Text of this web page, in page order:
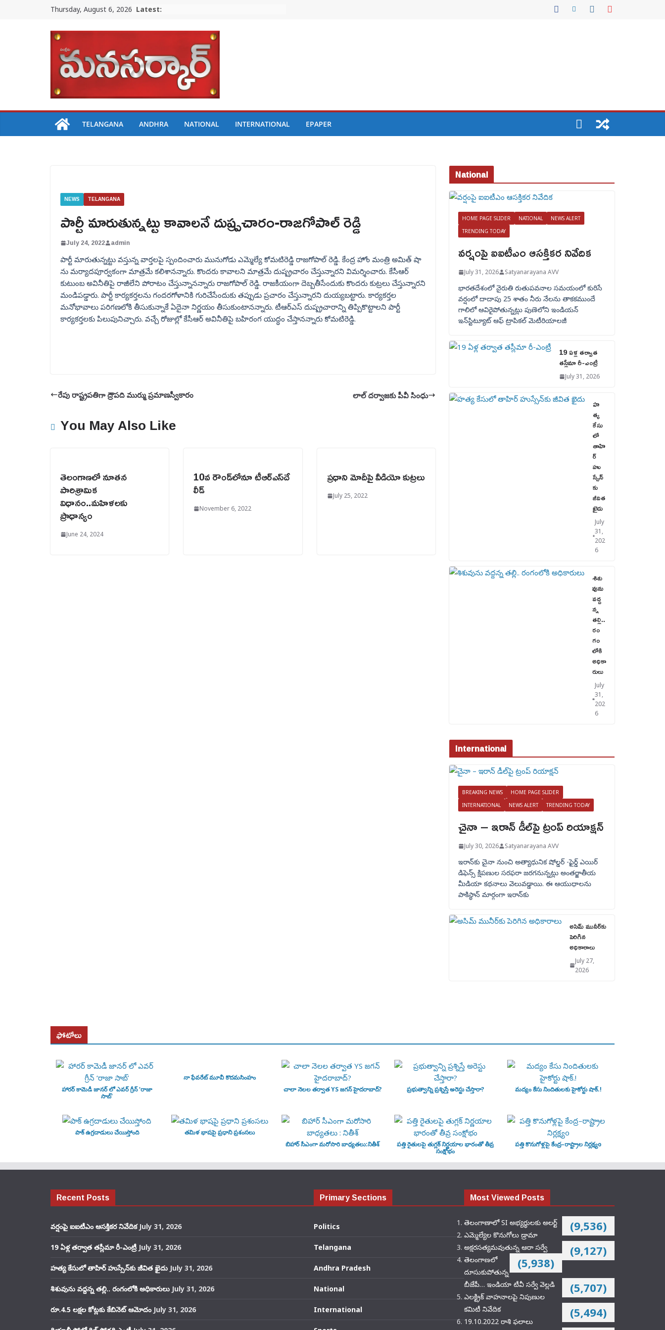
Thursday, August 6, 2026 Latest:
TELANGANA ANDHRA NATIONAL INTERNATIONAL EPAPER
NEWS TELANGANA
పార్టీ మారుతున్నట్టు కావాలనే దుష్ప్రచారం-రాజగోపాల్ రెడ్డి
July 24, 2022 admin
పార్టీ మారుతున్నట్టు వస్తున్న వార్తలపై స్పందించారు మునుగోడు ఎమ్మెల్యే కోమటిరెడ్డి రాజగోపాల్ రెడ్డి. కేంద్ర హోం మంత్రి అమిత్ షా
ను మర్యాదపూర్వకంగా మాత్రమే కలిశానన్నారు. కొందరు కావాలని మాత్రమే దుష్ప్రచారం చేస్తున్నారని విమర్శించారు. కేసీఆర్
కుటుంబ అవినీతిపై రాజీలేని పోరాటం చేస్తున్నానన్నారు రాజగోపాల్ రెడ్డి. రాజకీయంగా దెబ్బతీసేందుకు కొందరు కుట్రలు చేస్తున్నారని
మండిపడ్డారు. పార్టీ కార్యకర్తలను గందరగోళానికి గురిచేసేందుకు తప్పుడు ప్రచారం చేస్తున్నారని దుయ్యబట్టారు. కార్యకర్తల
మనోభావాలు పరిగణలోకి తీసుకున్నాకే ఏదైనా నిర్ణయం తీసుకుంటానన్నారు. టీఆర్ఎస్ దుష్ప్రచారాన్ని తిప్పికొట్టాలని పార్టీ
కార్యకర్తలకు పిలుపునిచ్చారు. వచ్చే రోజుల్లో కేసీఆర్ అవినీతిపై బహిరంగ యుద్ధం చేస్తానన్నారు కోమటిరెడ్డి.
రేపు రాష్ట్రపతిగా ద్రౌపది ముర్ము ప్రమాణస్వీకారం లాల్ దర్వాజకు పీవీ సింధు
You May Also Like
తెలంగాణలో నూతన
పారిశ్రామిక
విధానం..మహిళలకు
ప్రాధాన్యం
June 24, 2024
10వ రౌండ్‌లోనూ టీఆర్‌ఎస్‌దే
లీడ్‌
November 6, 2022
ప్రధాని మోదీపై వీడియో కుట్రలు
July 25, 2022
National
HOME PAGE SLIDER NATIONAL
NEWS ALERT
TRENDING TODAY
వర్షంపై ఐఐటీఎం ఆసక్తికర నివేదిక
July 31, 2026 Satyanarayana AVV
భారతదేశంలో నైరుతి రుతుపవనాల సమయంలో కురిసే
వర్షంలో దాదాపు 25 శాతం నీరు నేలను తాకకముందే
గాలిలో ఆవిరైపోతున్నట్లు పుణెలోని ఇండియన్
ఇన్‌స్టిట్యూట్ ఆఫ్ ట్రాపికల్ మెటీరియాలజీ
19 ఏళ్ల తర్వాత
తస్లీమా రీ-ఎంట్రీ
July 31, 2026
హ
త్య
కేసు
లో
తాహి
ర్
హు
స్సేన్‌
కు
జీవిత
ఖైదు
July
31,
202
6
శిశు
వును
వద్ద
న్న
తల్లి..
రం
గం
లోకి
అధికా
రులు
July
31,
202
6
International
BREAKING NEWS
HOME PAGE SLIDER
INTERNATIONAL
NEWS ALERT TRENDING TODAY
చైనా – ఇరాన్ డీల్‌పై ట్రంప్ రియాక్షన్
July 30, 2026 Satyanarayana AVV
ఇరాన్‌కు చైనా నుంచి అత్యాధునిక షోల్డర్‌ -ఫైర్డ్ ఎయిర్
డిఫెన్స్ క్షిపణుల సరఫరా జరగనున్నట్లు అంతర్జాతీయ
మీడియా కథనాలు వెలువడ్డాయి. ఈ ఆయుధాలను
పాకిస్థాన్‌ మార్గంగా ఇరాన్‌కు
అసిమ్ మునీర్‌కు
పెరిగిన
అధికారాలు
July 27,
2026
ఫోటోలు
హారర్ కామెడీ జానర్ లో ఎవర్ గ్రీన్ ‘రాజా
సాబ్’
నా ఫేవరేట్ మూవీ కొదమసింహం
చాలా నెలల తర్వాత YS జగన్ హైదరాబాద్?
ప్రభుత్వాన్ని ప్రశ్నిస్తే అరెస్టు చేస్తారా? మద్యం కేసు నిందితులకు హైకోర్టు షాక్.!
పాక్ ఉగ్రదాడులు చేయిస్తోంది
తమిళ భాషపై ప్రధాని ప్రశంసలు
బిహార్ సీఎంగా మరోసారి బాధ్యతలు:నితీశ్
పత్తి రైతులపై తుగ్లక్‌ నిర్ణయాల భారంతో తీవ్ర
సంక్షోభం
పత్తి కొనుగోళ్లపై కేంద్ర–రాష్ట్రాల నిర్లక్ష్యo
Recent Posts
వర్షంపై ఐఐటీఎం ఆసక్తికర నివేదిక July 31, 2026
19 ఏళ్ల తర్వాత తస్లీమా రీ-ఎంట్రీ July 31, 2026
హత్య కేసులో తాహిర్ హుస్సేన్‌కు జీవిత ఖైదు July 31, 2026
శిశువును వద్దన్న తల్లి.. రంగంలోకి అధికారులు July 31, 2026
రూ.4.5 లక్షల కోట్లకు కేబినెట్ ఆమోదం July 31, 2026
Primary Sections
Politics
Telangana
Andhra Pradesh
National
International
Most Viewed Posts
తెలంగాణాలో SI అభ్యర్థులకు అలర్ట్ (9,536)
ఎమ్మెల్యేల కొనుగోలు డ్రామా
(9,127)
అక్షరసత్యమవుతున్న ఆరా సర్వే
(5,938)
తెలంగాణలో
దూసుకుపోతున్న
బీజేపీ… ఇండియా టీవీ సర్వే వెల్లడి
(5,707)
ఎలక్ట్రిక్‌ వాహనాలపై నిపుణుల
కమిటీ నివేదిక
(5,494)
19.10.2022 రాశి ఫలాలు